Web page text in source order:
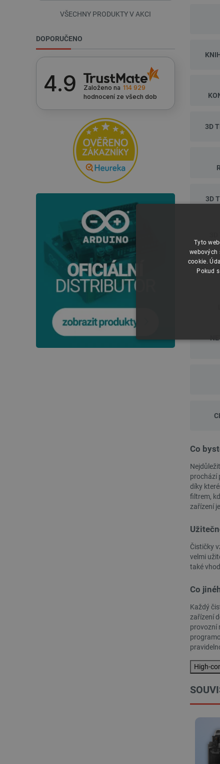
VŠECHNY PRODUKTY V AKCI
DOPORUČENO
4.9 Založeno na 114 929
hodnocení ze všech dob
3D
3D
Co
prochází
díky
filtrem,
zařízení
Čističky
velmi
také
Co
Každý
zařízení
provozní
High-
Tyto
webových
cookie.
Pokud
[abcdef0123456789]{32}
Zásadách ochrany